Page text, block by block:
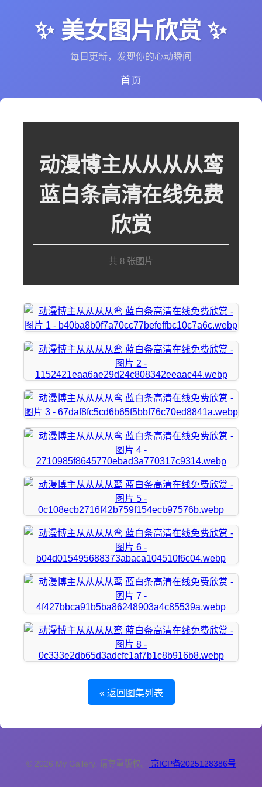
✨ 美女图片欣赏 ✨
每日更新，发现你的心动瞬间
首页
动漫博主从从从从鸾
蓝白条高清在线免费
欣赏
共 8 张图片
« 返回图集列表
© 2026 My Gallery. 请尊重版权。 京ICP备2025128386号